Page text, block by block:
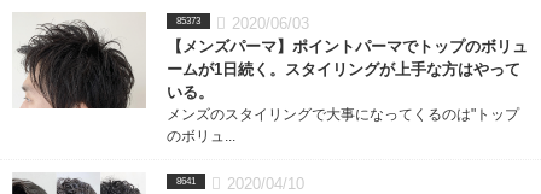
85373
2020/06/03
【メンズパーマ】ポイントパーマでトップのボリュ
ームが1日続く。スタイリングが上手な方はやって
いる。
メンズのスタイリングで大事になってくるのは"トップ
のボリュ...
8641
2020/04/10